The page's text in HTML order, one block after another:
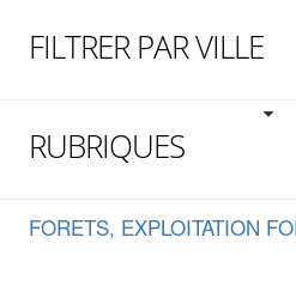
FILTRER PAR VILLE
RUBRIQUES
FORETS, EXPLOITATION